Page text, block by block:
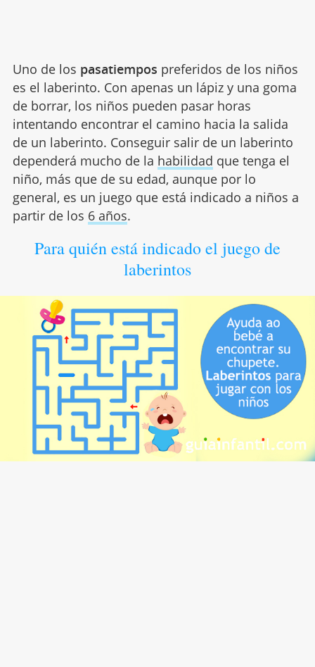
Uno de los pasatiempos preferidos de los niños
es el laberinto. Con apenas un lápiz y una goma
de borrar, los niños pueden pasar horas
intentando encontrar el camino hacia la salida
de un laberinto. Conseguir salir de un laberinto
dependerá mucho de la habilidad que tenga el
niño, más que de su edad, aunque por lo
general, es un juego que está indicado a niños a
partir de los 6 años.
Para quién está indicado el juego de
laberintos